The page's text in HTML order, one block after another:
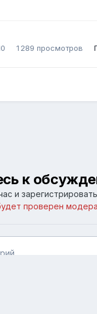
1 289 просмотров
к
и
проверен